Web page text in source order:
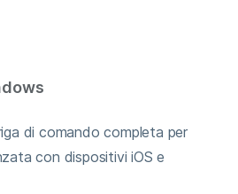
di comando completa per
con dispositivi iOS e